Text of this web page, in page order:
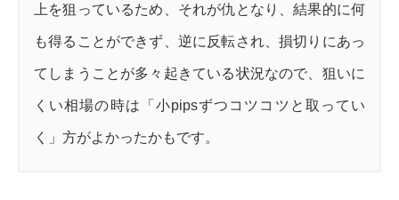
上を狙っているため、それが仇となり、結果的に何
も得ることができず、逆に反転され、損切りにあっ
てしまうことが多々起きている状況なので、狙いに
くい相場の時は「小pipsずつコツコツと取ってい
く」方がよかったかもです。